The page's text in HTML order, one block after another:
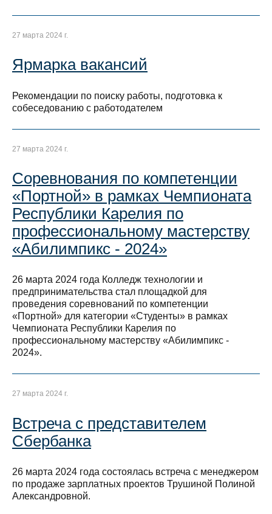
27 марта 2024 г.
Ярмарка вакансий
Рекомендации по поиску работы, подготовка к
собеседованию с работодателем
27 марта 2024 г.
Соревнования по компетенции
«Портной» в рамках Чемпионата
Республики Карелия по
профессиональному мастерству
«Абилимпикс - 2024»
26 марта 2024 года Колледж технологии и
предпринимательства стал площадкой для
проведения соревнований по компетенции
«Портной» для категории «Студенты» в рамках
Чемпионата Республики Карелия по
профессиональному мастерству «Абилимпикс -
2024».
27 марта 2024 г.
Встреча с представителем
Сбербанка
26 марта 2024 года состоялась встреча с менеджером
по продаже зарплатных проектов Трушиной Полиной
Александровной.